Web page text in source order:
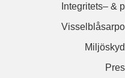
Integritets– &